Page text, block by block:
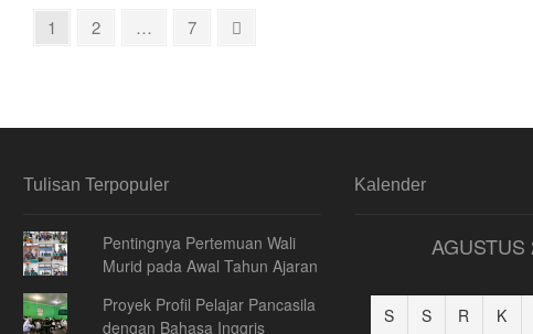
sebagai
Page
1 Page
2 … Page
7
Next
Tulisan Terpopuler
Pentingnya Pertemuan Wali
Murid pada Awal Tahun Ajaran
Proyek Profil Pelajar Pancasila
dengan Bahasa Inggris
Kalender
AGUSTUS
S S R K